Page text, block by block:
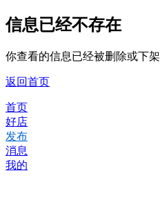
信息已经不存在
你查看的信息已经被删除或下架
返回首页
首页
好店
发布
消息
我的